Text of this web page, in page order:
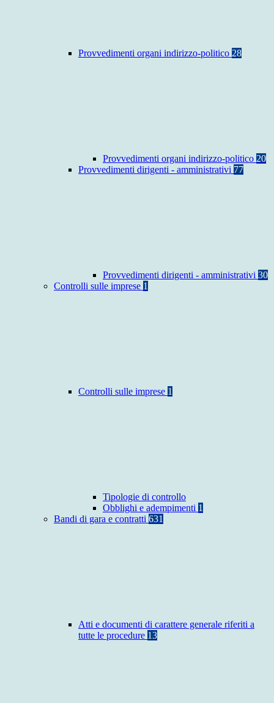
Provvedimenti organi indirizzo-politico 28
Provvedimenti organi indirizzo-politico 20
Provvedimenti dirigenti - amministrativi 77
Provvedimenti dirigenti - amministrativi 30
Controlli sulle imprese 1
Controlli sulle imprese 1
Tipologie di controllo
Obblighi e adempimenti 1
Bandi di gara e contratti 631
Atti e documenti di carattere generale riferiti a
tutte le procedure 13